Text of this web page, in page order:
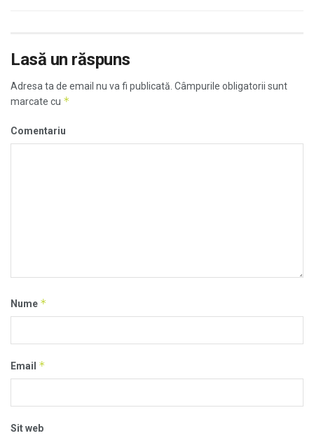
Lasă un răspuns
Adresa ta de email nu va fi publicată. Câmpurile obligatorii sunt
marcate cu *
Comentariu
Nume *
Email *
Sit web